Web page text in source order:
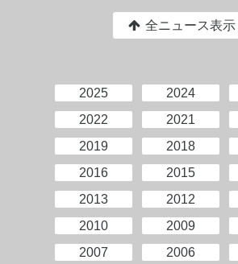
全ニュース表示
2025 2024
2022
2021
2019
2018
2016
2015
2013
2012
2010
2009
2007
2006